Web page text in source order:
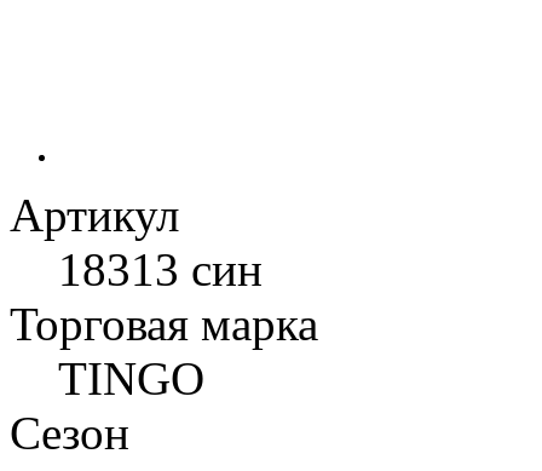
Артикул
18313 син
Торговая марка
TINGO
Сезон